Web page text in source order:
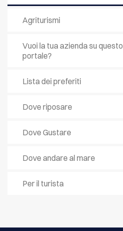
Agriturismi
Vuoi la tua azienda su questo
portale?
Lista dei preferiti
Dove riposare
Dove Gustare
Dove andare al mare
Per il turista